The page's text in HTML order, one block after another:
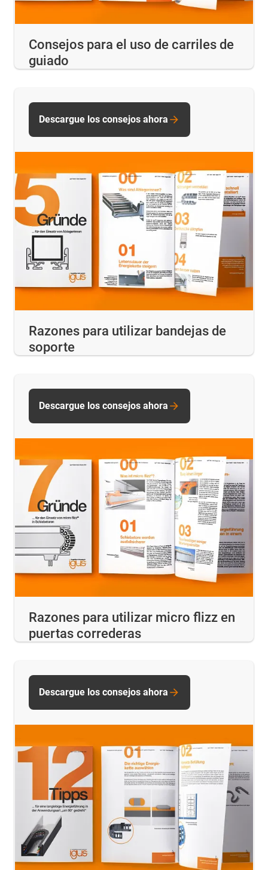
Consejos para el uso de carriles de
guiado
Razones para utilizar bandejas de
soporte
Descargue los consejos ahora
Razones para utilizar micro flizz en
puertas correderas
Descargue los consejos ahora
Descargue los consejos ahora